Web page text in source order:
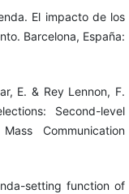
El impacto de los
Barcelona, España:
E. & Rey Lennon, F.
Second-level
Communication
setting function of